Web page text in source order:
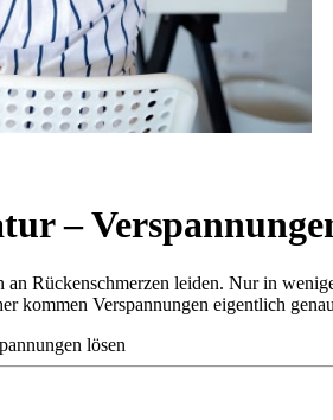
–
Rückenschmerzen leiden. Nur in
kommen Verspannungen eigentlich
lösen